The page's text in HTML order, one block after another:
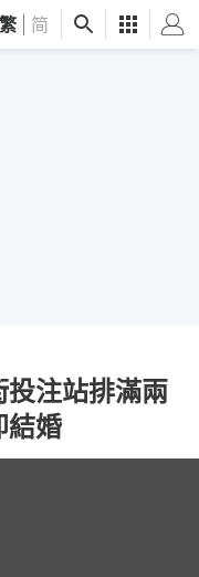
繁 简
注站排滿兩
婚